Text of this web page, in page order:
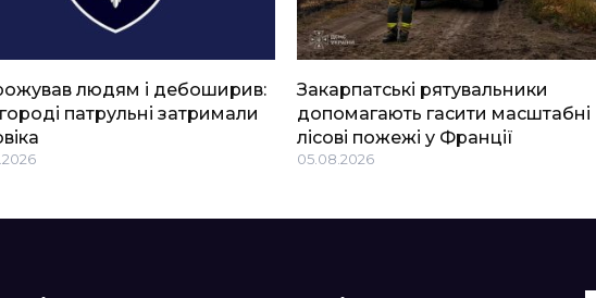
людям і дебоширив:
патрульні затримали
Закарпатські рятувальники
допомагають гасити масштабні
лісові пожежі у Франції
05.08.2026